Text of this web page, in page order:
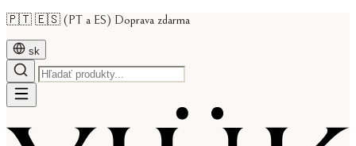
🇵🇹 🇪🇸 (PT a ES) Doprava zdarma
sk